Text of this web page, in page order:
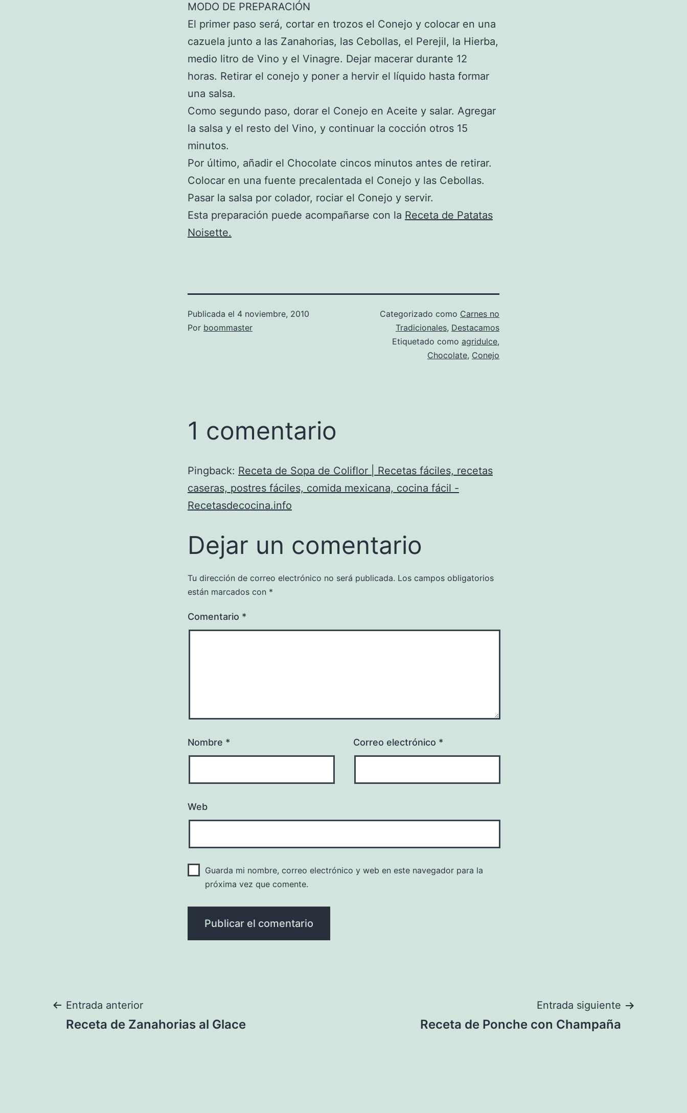
MODO DE PREPARACIÓN
El primer paso será, cortar en trozos el Conejo y colocar en una
cazuela junto a las Zanahorias, las Cebollas, el Perejil, la Hierba,
medio litro de Vino y el Vinagre. Dejar macerar durante 12
horas. Retirar el conejo y poner a hervir el líquido hasta formar
una salsa.
Como segundo paso, dorar el Conejo en Aceite y salar. Agregar
la salsa y el resto del Vino, y continuar la cocción otros 15
minutos.
Por último, añadir el Chocolate cincos minutos antes de retirar.
Colocar en una fuente precalentada el Conejo y las Cebollas.
Pasar la salsa por colador, rociar el Conejo y servir.
Esta preparación puede acompañarse con la Receta de Patatas
Noisette.
Publicada el 4 noviembre, 2010
Por boommaster
Categorizado como Carnes no
Tradicionales, Destacamos
Etiquetado como agridulce,
Chocolate, Conejo
1 comentario
Pingback: Receta de Sopa de Coliflor | Recetas fáciles, recetas
caseras, postres fáciles, comida mexicana, cocina fácil -
Recetasdecocina.info
Dejar un comentario
Tu dirección de correo electrónico no será publicada. Los campos obligatorios
están marcados con *
Comentario *
Nombre * Correo electrónico *
Web
Guarda mi nombre, correo electrónico y web en este navegador para la
próxima vez que comente.
Navegación
Entrada anterior
Receta de Zanahorias al Glace
Entrada siguiente
Receta de Ponche con Champaña